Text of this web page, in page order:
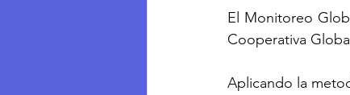
El Monitoreo
Cooperativa
Aplicando la